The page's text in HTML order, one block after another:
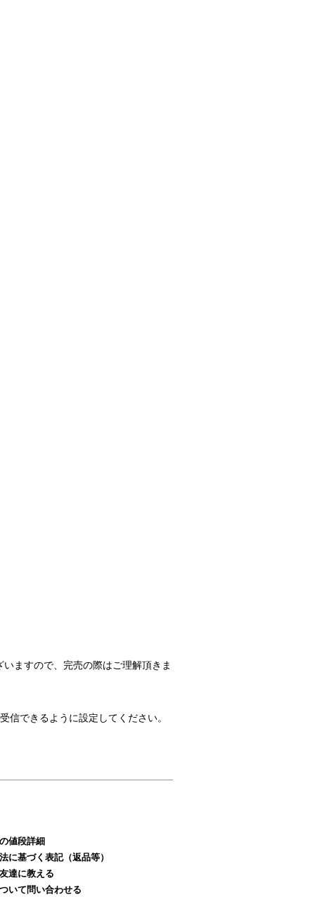
ますので、完売の際はご理解頂きま
できるように設定してください。
値段詳細
に基づく表記（返品等）
達に教える
いて問い合わせる